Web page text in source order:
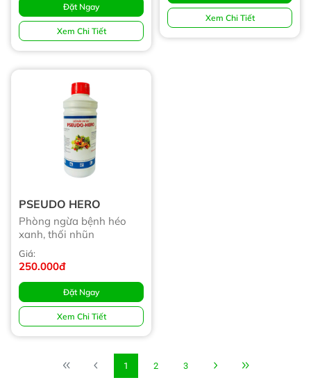
Đặt Ngay
Xem Chi Tiết
Xem Chi Tiết
PSEUDO HERO
Phòng ngừa bệnh héo
xanh, thối nhũn
Giá:
250.000đ
Đặt Ngay
Xem Chi Tiết
1 2 3